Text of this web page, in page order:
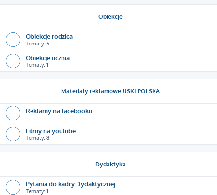
Obiekcje
Obiekcje rodzica
Tematy: 5
Obiekcje ucznia
Tematy: 1
Materiały reklamowe USKI POLSKA
Reklamy na facebooku
Filmy na youtube
Tematy: 8
Dydaktyka
Pytania do kadry Dydaktycznej
Tematy: 1